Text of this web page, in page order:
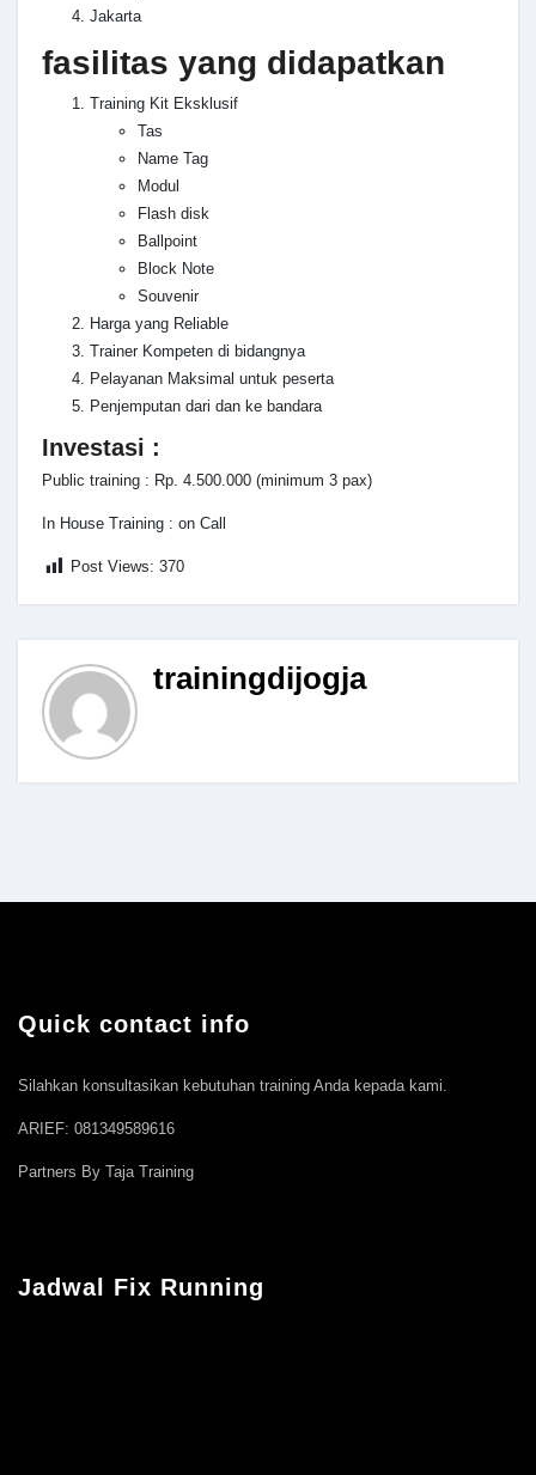
Jakarta
fasilitas yang didapatkan
Training Kit Eksklusif
Tas
Name Tag
Modul
Flash disk
Ballpoint
Block Note
Souvenir
Harga yang Reliable
Trainer Kompeten di bidangnya
Pelayanan Maksimal untuk peserta
Penjemputan dari dan ke bandara
Investasi :
Public training : Rp. 4.500.000 (minimum 3 pax)
In House Training : on Call
Post Views: 370
trainingdijogja
Quick contact info
Silahkan konsultasikan kebutuhan training Anda kepada kami.
ARIEF: 081349589616
Partners By Taja Training
Jadwal Fix Running